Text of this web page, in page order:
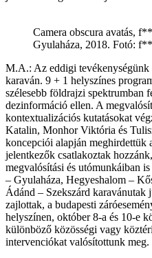
Camera obscura avatás,
Gyulaháza, 2018. Fotó:
M.A.: Az eddigi
karaván. 9 + 1 helyszínes
szélesebb földrajzi spektrumban
dezinformáció ellen. A
kontextualizációs kutatásokat
Katalin, Monhor Viktória és
koncepciói alapján
jelentkezők csatlakoztak
megvalósítási és utómunkáiban
– Gyulaháza, Hegyeshalom –
Ádánd – Szekszárd karavánutak
zajlottak, a budapesti
helyszínen, október 8-a és 10-e
különböző közösségi vagy
intervenciókat valósítottunk meg.